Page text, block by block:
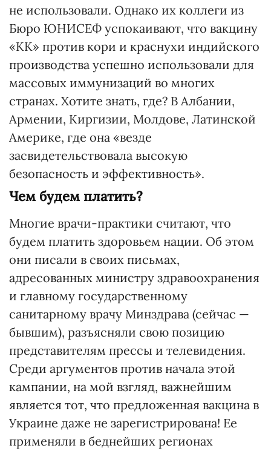
не использовали. Однако их коллеги из
Бюро ЮНИСЕФ успокаивают, что вакцину
«КК» против кори и краснухи индийского
производства успешно использовали для
массовых иммунизаций во многих
странах. Хотите знать, где? В Албании,
Армении, Киргизии, Молдове, Латинской
Америке, где она «везде
засвидетельствовала высокую
безопасность и эффективность».
Чем будем платить?
Многие врачи-практики считают, что
будем платить здоровьем нации. Об этом
они писали в своих письмах,
адресованных министру здравоохранения
и главному государственному
санитарному врачу Минздрава (сейчас —
бывшим), разъясняли свою позицию
представителям прессы и телевидения.
Среди аргументов против начала этой
кампании, на мой взгляд, важнейшим
является тот, что предложенная вакцина в
Украине даже не зарегистрирована! Ее
применяли в беднейших регионах